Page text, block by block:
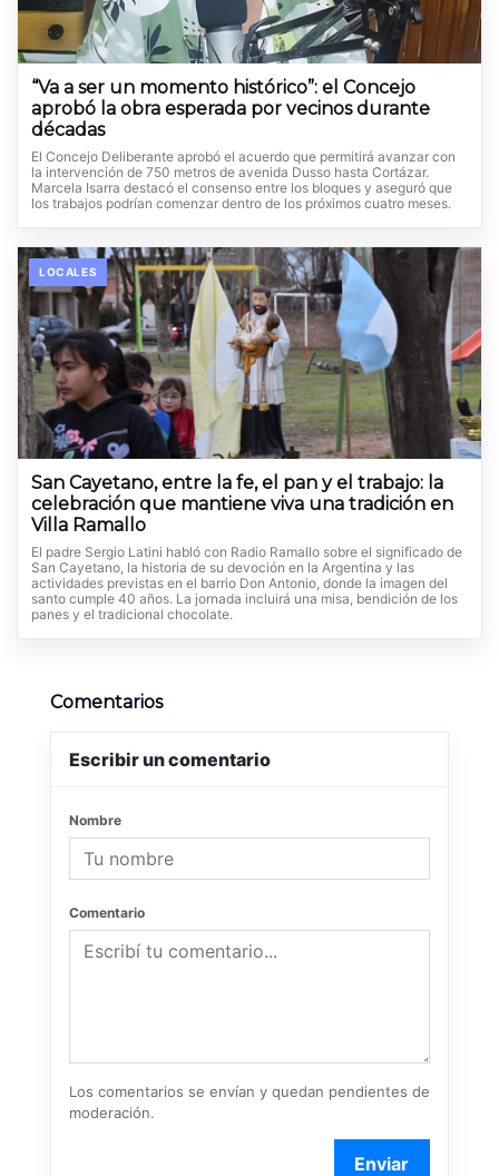
“Va a ser un momento histórico”: el Concejo
aprobó la obra esperada por vecinos durante
décadas
El Concejo Deliberante aprobó el acuerdo que permitirá avanzar con
la intervención de 750 metros de avenida Dusso hasta Cortázar.
Marcela Isarra destacó el consenso entre los bloques y aseguró que
los trabajos podrían comenzar dentro de los próximos cuatro meses.
LOCALES
San Cayetano, entre la fe, el pan y el trabajo: la
celebración que mantiene viva una tradición en
Villa Ramallo
El padre Sergio Latini habló con Radio Ramallo sobre el significado de
San Cayetano, la historia de su devoción en la Argentina y las
actividades previstas en el barrio Don Antonio, donde la imagen del
santo cumple 40 años. La jornada incluirá una misa, bendición de los
panes y el tradicional chocolate.
Comentarios
Escribir un comentario
Nombre
Comentario
Los comentarios se envían y quedan pendientes de
moderación.
Enviar